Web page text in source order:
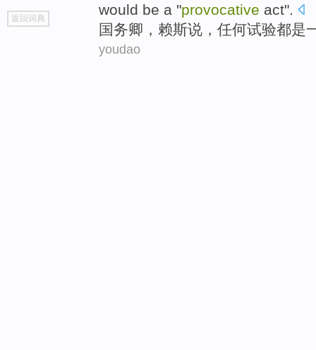
go
top
返回词典
would be a "provocative act".
国务卿 ， 赖斯说 ， 任何试验都是
youdao